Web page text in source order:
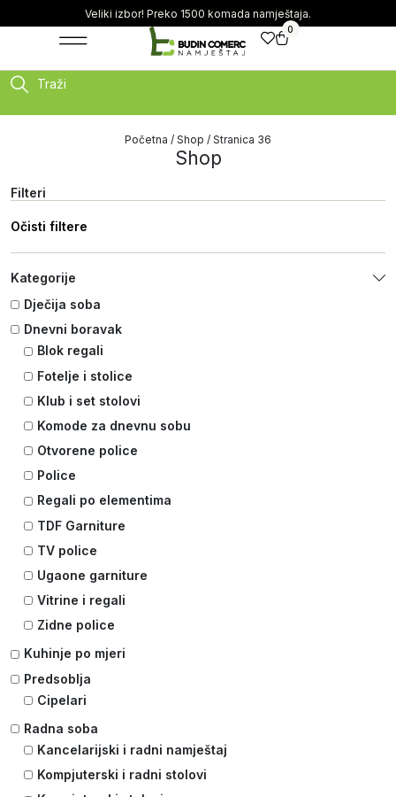
Veliki izbor! Preko 1500 komada namještaja.
0
Traži
Početna / Shop / Stranica 36
Shop
Filteri
Očisti filtere
Kategorije
Dječija soba
Dnevni boravak
Blok regali
Fotelje i stolice
Klub i set stolovi
Komode za dnevnu sobu
Otvorene police
Police
Regali po elementima
TDF Garniture
TV police
Ugaone garniture
Vitrine i regali
Zidne police
Kuhinje po mjeri
Predsoblja
Cipelari
Radna soba
Kancelarijski i radni namještaj
Kompjuterski i radni stolovi